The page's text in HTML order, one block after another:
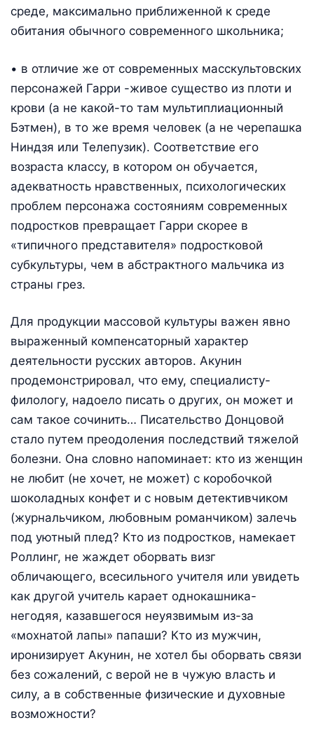
среде, максимально приближенной к среде
обитания обычного современного школьника;
• в отличие же от современных масскультовских
персонажей Гарри -живое существо из плоти и
крови (а не какой-то там мультиплиационный
Бэтмен), в то же время человек (а не черепашка
Ниндзя или Телепузик). Соответствие его
возраста классу, в котором он обучается,
адекватность нравственных, психологических
проблем персонажа состояниям современных
подростков превращает Гарри скорее в
«типичного представителя» подростковой
субкультуры, чем в абстрактного мальчика из
страны грез.
Для продукции массовой культуры важен явно
выраженный компенсаторный характер
деятельности русских авторов. Акунин
продемонстрировал, что ему, специалисту-
филологу, надоело писать о других, он может и
сам такое сочинить… Писательство Донцовой
стало путем преодоления последствий тяжелой
болезни. Она словно напоминает: кто из женщин
не любит (не хочет, не может) с коробочкой
шоколадных конфет и с новым детективчиком
(журнальчиком, любовным романчиком) залечь
под уютный плед? Кто из подростков, намекает
Роллинг, не жаждет оборвать визг
обличающего, всесильного учителя или увидеть
как другой учитель карает однокашника-
негодяя, казавшегося неуязвимым из-за
«мохнатой лапы» папаши? Кто из мужчин,
иронизирует Акунин, не хотел бы оборвать связи
без сожалений, с верой не в чужую власть и
силу, а в собственные физические и духовные
возможности?